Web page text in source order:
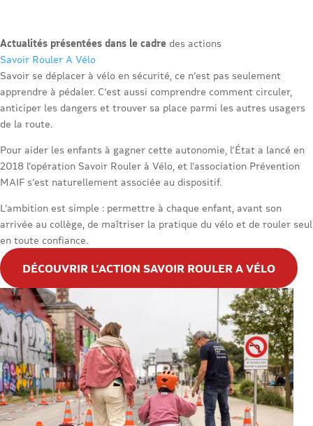
Actualités présentées dans le cadre des actions
Savoir Rouler A Vélo
Savoir se déplacer à vélo en sécurité, ce n’est pas seulement
apprendre à pédaler. C’est aussi comprendre comment circuler,
anticiper les dangers et trouver sa place parmi les autres usagers
de la route.
Pour aider les enfants à gagner cette autonomie, l’État a lancé en
2018 l’opération Savoir Rouler à Vélo, et l’association Prévention
MAIF s’est naturellement associée au dispositif.
L’ambition est simple : permettre à chaque enfant, avant son
arrivée au collège, de maîtriser la pratique du vélo et de rouler seul
en toute confiance.
DÉCOUVRIR L'ACTION SAVOIR ROULER A VÉLO